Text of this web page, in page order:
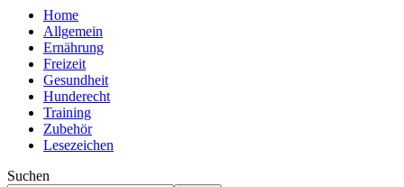
Home
Allgemein
Ernährung
Freizeit
Gesundheit
Hunderecht
Training
Zubehör
Lesezeichen
Suchen